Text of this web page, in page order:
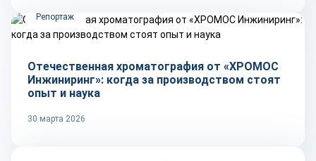
Репортаж
Отечественная хроматография от «ХРОМОС
Инжиниринг»: когда за производством стоят
опыт и наука
30 марта 2026
Тренды